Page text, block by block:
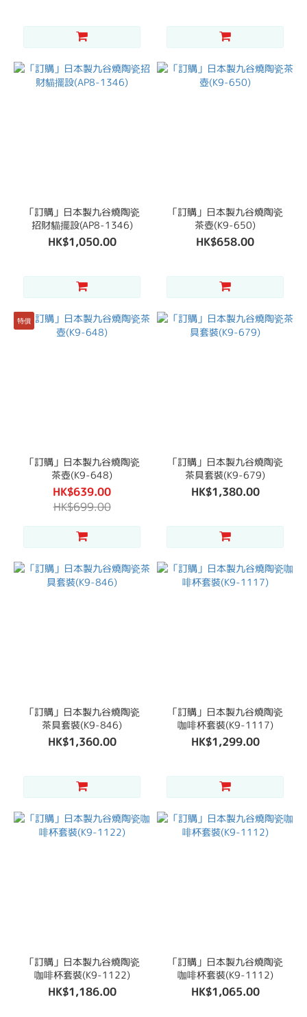
「訂購」日本製九谷燒陶瓷
招財貓擺設(AP8-1346)
HK$1,050.00
「訂購」日本製九谷燒陶瓷
茶壺(K9-650)
HK$658.00
特價
「訂購」日本製九谷燒陶瓷
茶壺(K9-648)
HK$639.00
HK$699.00
「訂購」日本製九谷燒陶瓷
茶具套裝(K9-679)
HK$1,380.00
「訂購」日本製九谷燒陶瓷
茶具套裝(K9-846)
HK$1,360.00
「訂購」日本製九谷燒陶瓷
咖啡杯套裝(K9-1117)
HK$1,299.00
「訂購」日本製九谷燒陶瓷
咖啡杯套裝(K9-1122)
HK$1,186.00
「訂購」日本製九谷燒陶瓷
咖啡杯套裝(K9-1112)
HK$1,065.00